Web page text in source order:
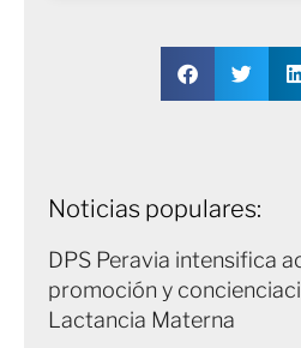
Noticias populares:
DPS Peravia intensifica
promoción y
Lactancia Materna